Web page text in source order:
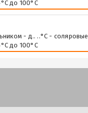
до 100°С
- д.. ..°С - соляровые
до 100°С